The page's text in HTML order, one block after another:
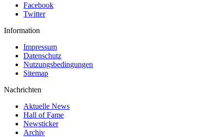
Facebook
Twitter
Information
Impressum
Datenschutz
Nutzungsbedingungen
Sitemap
Nachrichten
Aktuelle News
Hall of Fame
Newsticker
Archiv